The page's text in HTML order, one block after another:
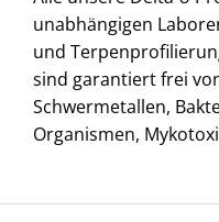
unabhängigen
und
sind garantiert frei
Schwermetallen,
Organismen,